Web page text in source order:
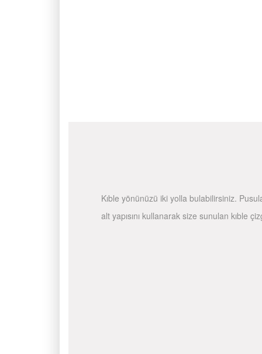
Kıble yönünüzü iki yolla bulabilirsiniz.
alt yapısını kullanarak size sunulan kıble